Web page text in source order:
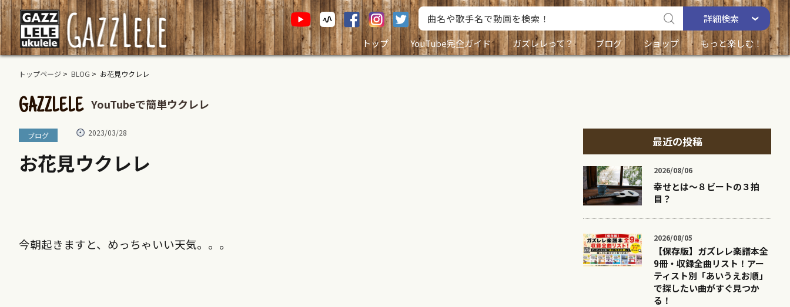
詳細検索
トップ
YouTube完全ガイド ガズレレって？ ブログ ショップ もっと楽しむ！
トップページ > BLOG > お花見ウクレレ
GAZZLELE YouTubeで簡単ウクレレ
ブログ 2023/03/28
お花見ウクレレ
今朝起きますと、めっちゃいい天気。。。
最近の投稿
2026/08/06
幸せとは〜８ビートの３拍
目？
2026/08/05
【保存版】ガズレレ楽譜本全
9冊・収録全曲リスト！アー
ティスト別「あいうえお順」
で探したい曲がすぐ見つか
る！